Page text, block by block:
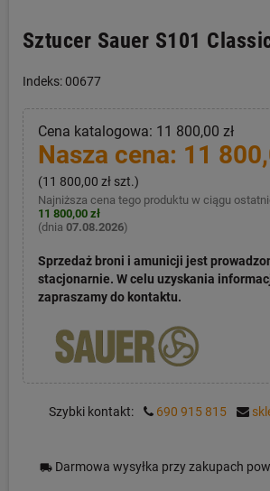
Sztucer Sauer S101
Indeks: 00677
Cena katalogowa: 11 800,00 zł
Nasza cena: 11
(11 800,00 zł szt.)
Najniższa cena tego produktu w ciągu
11 800,00 zł
(dnia 07.08.2026)
Sprzedaż broni i amunicji jest
stacjonarnie. W celu uzyskania
zapraszamy do kontaktu.
Szybki kontakt: 690 915 815
local_shipping Darmowa wysyłka przy zakupach